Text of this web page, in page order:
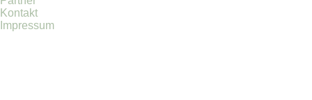
Kontakt
Impressum